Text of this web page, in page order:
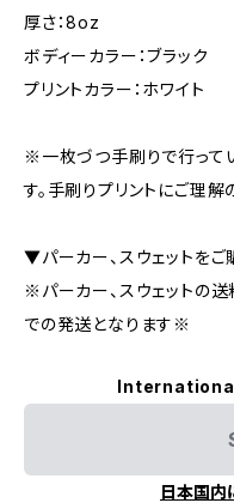
厚さ：8oz
ボディーカラー：ブラック
プリントカラー：ホワイト
※一枚づつ手刷りで行って
す。手刷りプリントにご理
▼パーカー、スウェットを
※パーカー、スウェットの
での発送となります※
日本国内